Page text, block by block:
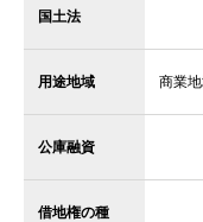
国土法
用途地域 商業
公庫融資
借地権の種